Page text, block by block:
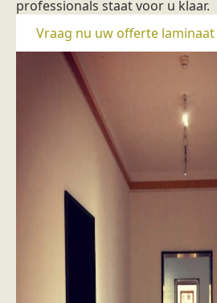
professionals staat voor u klaar.
Vraag nu uw offerte laminaat